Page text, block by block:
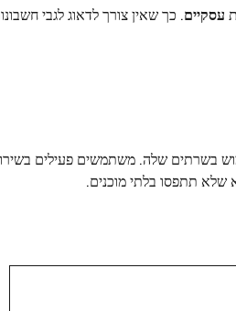
עסקיים. כך שאין צורך לדאוג לגבי
בשרתים שלה. משתמשים פעילים
שלא תתפסו בלתי מוכנים.